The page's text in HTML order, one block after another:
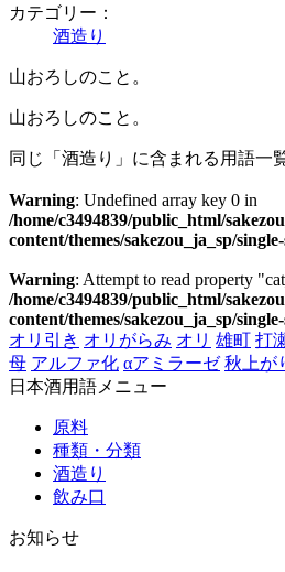
カテゴリー：
酒造り
山おろしのこと。
山おろしのこと。
同じ「酒造り」に含まれる用語一
Warning: Undefined array key 0 in
/home/c3494839/public_html/
content/themes/sakezou_ja_sp/
Warning: Attempt to read property
/home/c3494839/public_html/
content/themes/sakezou_ja_sp/
オリ引き オリがらみ オリ 雄町 打
母 アルファ化 αアミラーゼ 秋上が
日本酒用語メニュー
原料
種類・分類
酒造り
飲み口
お知らせ